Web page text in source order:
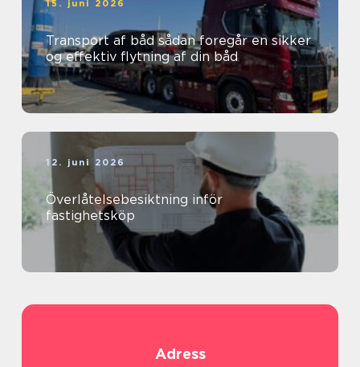
15. juni 2026
Transport af båd sådan foregår en sikker
og effektiv flytning af din båd
12. juni 2026
Överlåtelsebesiktning inför
fastighetsköp
Adress